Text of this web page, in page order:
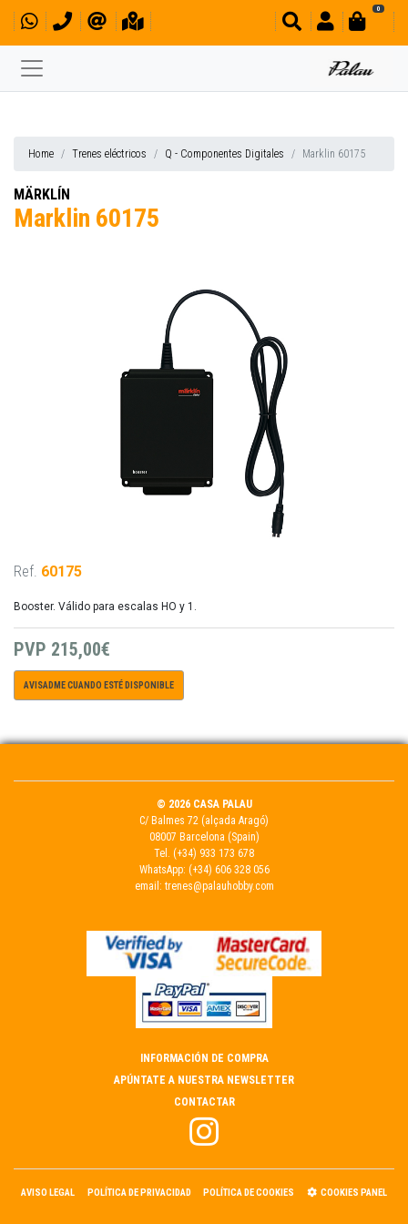
0
Home Trenes eléctricos Q - Componentes Digitales Marklin 60175
MÄRKLÍN
Marklin 60175
Ref. 60175
Booster. Válido para escalas HO y 1.
PVP 215,00€
AVISADME CUANDO ESTÉ DISPONIBLE
© 2026 CASA PALAU
C/ Balmes 72 (alçada Aragó)
08007 Barcelona (Spain)
Tel. (+34) 933 173 678
WhatsApp: (+34) 606 328 056
email: trenes@palauhobby.com
INFORMACIÓN DE COMPRA
APÚNTATE A NUESTRA NEWSLETTER
CONTACTAR
AVISO LEGAL POLÍTICA DE PRIVACIDAD POLÍTICA DE COOKIES COOKIES PANEL